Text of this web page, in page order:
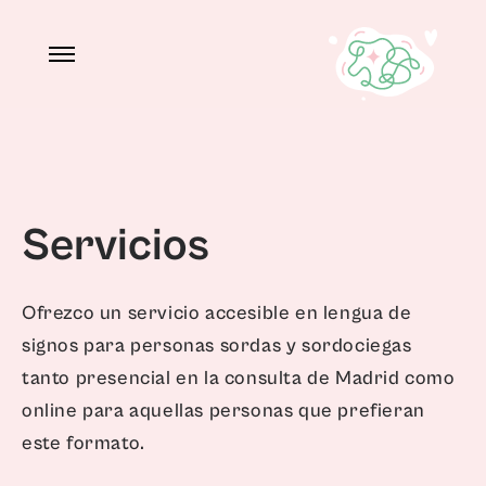
Servicios
Ofrezco un servicio accesible en lengua de
signos para personas sordas y sordociegas
tanto presencial en la consulta de Madrid como
online para aquellas personas que prefieran
este formato.